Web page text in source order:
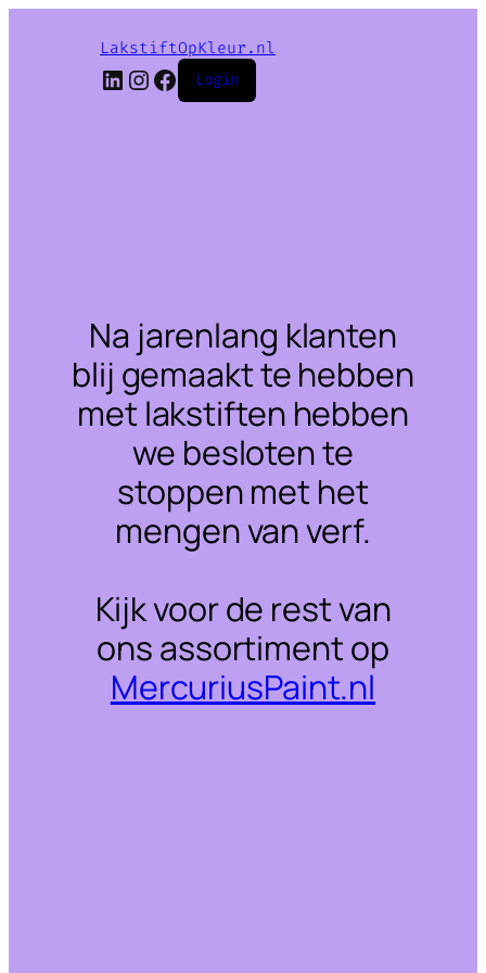
LakstiftOpKleur.nl
LinkedIn
Instagram
Facebook
Login
Na jarenlang klanten
blij gemaakt te hebben
met lakstiften hebben
we besloten te
stoppen met het
mengen van verf.
Kijk voor de rest van
ons assortiment op
MercuriusPaint.nl